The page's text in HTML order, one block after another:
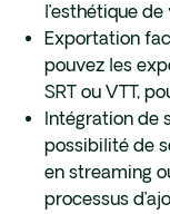
l’esthétique
Exportation
pouvez les
SRT ou VTT,
Intégration de
possibilité de
en streaming
processus